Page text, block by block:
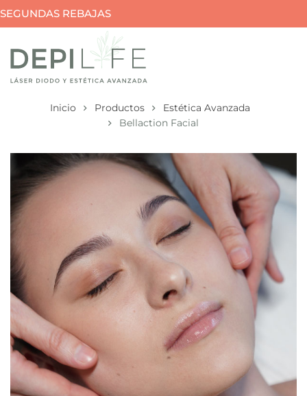
SEGUNDAS REBAJAS
Inicio Productos
Estética Avanzada
Bellaction Facial